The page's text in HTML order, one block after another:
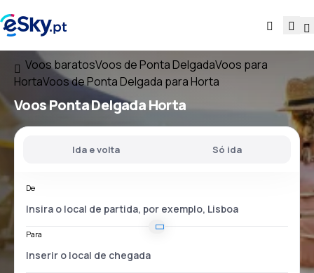
Voos baratosVoos de Ponta DelgadaVoos para
HortaVoos de Ponta Delgada para Horta
VoosPonta Delgada Horta
Ida e volta Só ida
De
Para